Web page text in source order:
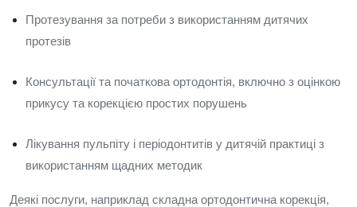
Протезування за потреби з використанням дитячих
протезів
Консультації та початкова ортодонтія, включно з оцінкою
прикусу та корекцією простих порушень
Лікування пульпіту і періодонтитів у дитячій практиці з
використанням щадних методик
Деякі послуги, наприклад складна ортодонтична корекція,